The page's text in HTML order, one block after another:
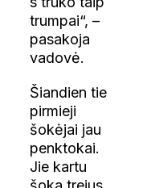
trumpai“, –
pasakoja
vadovė.
Šiandien tie
pirmieji
šokėjai jau
penktokai.
Jie kartu